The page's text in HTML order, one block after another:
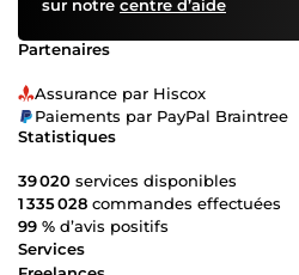
sur notre centre d’aide
Partenaires
Assurance par Hiscox
Paiements par PayPal Braintree
Statistiques
39 020 services disponibles
1 335 028 commandes effectuées
99 % d’avis positifs
Services